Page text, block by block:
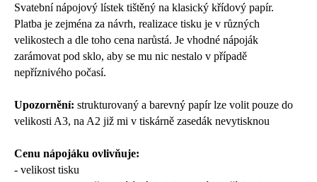
Svatební nápojový lístek tištěný na klasický křídový papír.
Platba je zejména za návrh, realizace tisku je v různých
velikostech a dle toho cena narůstá. Je vhodné nápoják
zarámovat pod sklo, aby se mu nic nestalo v případě
nepříznivého počasí.
Upozornění: strukturovaný a barevný papír lze volit pouze do
velikosti A3, na A2 již mi v tiskárně zasedák nevytisknou
Cenu nápojáku ovlivňuje:
- velikost tisku
o
p
o
r
u
u
j
m
e